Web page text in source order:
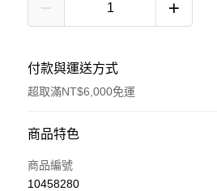
付款與運送方式
超取滿NT$6,000免運
付款方式
信用卡一次付款
商品特色
商品編號
10458280